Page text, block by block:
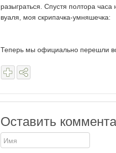
разыграться. Спустя полтора
вуаля, моя скрипачка-умняшечка:
Теперь мы официально перешли
Оставить